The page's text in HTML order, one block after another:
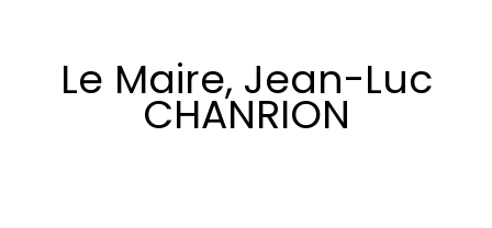
Le Maire, Jean-Luc
CHANRION